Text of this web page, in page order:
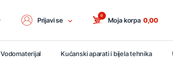
Prijavi se Moja korpa
0
0,00
Vodomaterijal Kućanski aparati i bijela tehnika